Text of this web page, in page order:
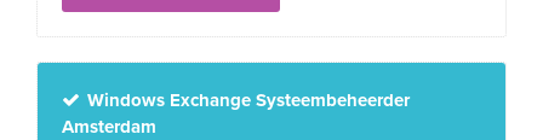
Windows Exchange Systeembeheerder
Amsterdam